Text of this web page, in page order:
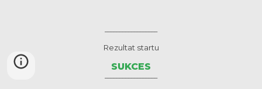
Rezultat startu
SUKCES